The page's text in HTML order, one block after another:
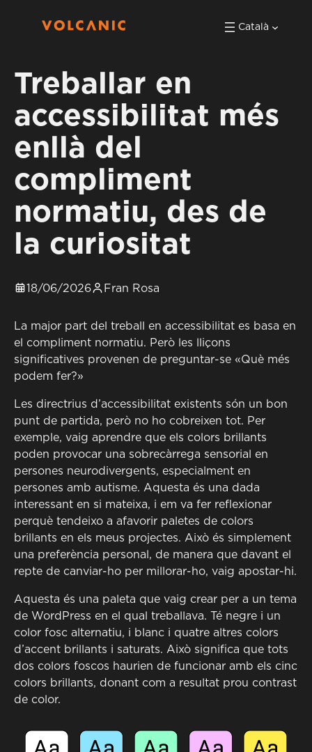
Català
Treballar en
accessibilitat més
enllà del
compliment
normatiu, des de
la curiositat
18/06/2026 Fran Rosa
La major part del treball en accessibilitat es basa en
el compliment normatiu. Però les lliçons
significatives provenen de preguntar-se «Què més
podem fer?»
Les directrius d’accessibilitat existents són un bon
punt de partida, però no ho cobreixen tot. Per
exemple, vaig aprendre que els colors brillants
poden provocar una sobrecàrrega sensorial en
persones neurodivergents, especialment en
persones amb autisme. Aquesta és una dada
interessant en si mateixa, i em va fer reflexionar
perquè tendeixo a afavorir paletes de colors
brillants en els meus projectes. Això és simplement
una preferència personal, de manera que davant el
repte de canviar-ho per millorar-ho, vaig apostar-hi.
Aquesta és una paleta que vaig crear per a un tema
de WordPress en el qual treballava. Té negre i un
color fosc alternatiu, i blanc i quatre altres colors
d’accent brillants i saturats. Això significa que tots
dos colors foscos haurien de funcionar amb els cinc
colors brillants, donant com a resultat prou contrast
de color.